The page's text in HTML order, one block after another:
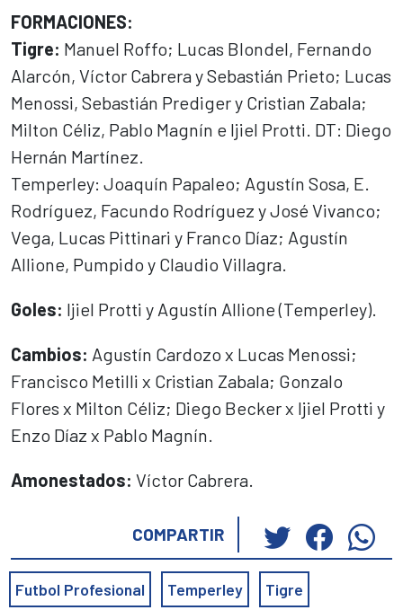
FORMACIONES:
Tigre: Manuel Roffo; Lucas Blondel, Fernando
Alarcón, Víctor Cabrera y Sebastián Prieto; Lucas
Menossi, Sebastián Prediger y Cristian Zabala;
Milton Céliz, Pablo Magnín e Ijiel Protti. DT: Diego
Hernán Martínez.
Temperley: Joaquín Papaleo; Agustín Sosa, E.
Rodríguez, Facundo Rodríguez y José Vivanco;
Vega, Lucas Pittinari y Franco Díaz; Agustín
Allione, Pumpido y Claudio Villagra.
Goles: Ijiel Protti y Agustín Allione (Temperley).
Cambios: Agustín Cardozo x Lucas Menossi;
Francisco Metilli x Cristian Zabala; Gonzalo
Flores x Milton Céliz; Diego Becker x Ijiel Protti y
Enzo Díaz x Pablo Magnín.
Amonestados: Víctor Cabrera.
COMPARTIR
Haz
clic
para
compartir
Haz
clic
Futbol Profesional Temperley Tigre